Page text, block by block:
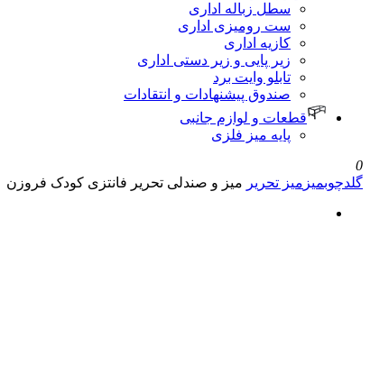
سطل زباله اداری
ست رومیزی اداری
کازیه اداری
زیر پایی و زیر دستی اداری
تابلو وایت برد
صندوق پیشنهادات و انتقادات
قطعات و لوازم جانبی
پایه میز فلزی
0
گلدچوبمیز میز تحریر میز و صندلی تحریر فانتزی کودک فروزن